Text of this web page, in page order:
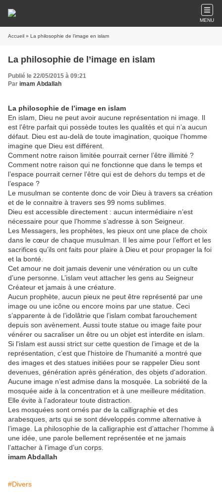
MENU
Accueil » La philosophie de l’image en islam
La philosophie de l’image en islam
Publié le 22/05/2015 à 09:21
Par imam Abdallah
La philosophie de l’image en islam
En islam, Dieu ne peut avoir aucune représentation ni image. Il
est l’être parfait qui possède toutes les qualités et qui n’a aucun
défaut. Dieu est au-delà de toute imagination, quoique l’homme
imagine que Dieu est différent.
Comment notre raison limitée pourrait cerner l’être illimité ?
Comment notre raison qui ne fonctionne que dans le temps et
l’espace pourrait cerner l’être qui est de dehors du temps et de
l’espace ?
Le musulman se contente donc de voir Dieu à travers sa création
et de le connaitre à travers ses 99 noms sublimes.
Dieu est accessible directement : aucun intermédiaire n’est
nécessaire pour que l’homme s’adresse à son Seigneur.
Les Messagers, les prophètes, les pieux ont une place de choix
dans le cœur de chaque musulman. Il les aime pour l’effort et les
sacrifices qu’ils ont faits pour plaire à Dieu et pour propager la foi
et la bonté.
Cet amour ne doit jamais devenir une vénération ou un culte
d’une personne. L’islam veut attacher les gens au Seigneur
Créateur et jamais à une créature.
Aucun prophète, aucun pieux ne peut être représenté par une
image ou une icône ou encore moins par une statue. Ceci
s’apparente à de l’idolâtrie que l’islam combat farouchement
depuis son avènement. Aussi toute statue ou image faite pour
vénérer ou sacraliser un être ou un objet est interdite en islam.
Si l'islam est aussi strict sur cette question de l’image et de la
représentation, c’est que l'histoire de l'humanité a montré que
des images et des statues initiées pour se rappeler Dieu sont
devenues, génération après génération, des objets d'adoration.
Aucune image n’est admise dans la mosquée. La sobriété de la
mosquée aide à la concentration et à une meilleure méditation.
Elle évite à l’adorateur toute distraction.
Les mosquées sont ornés par de la calligraphie et des
arabesques, arts qui se sont développés comme alternative à
l’image. La philosophie de la calligraphie est d’attacher l’homme à
une idée, une parole bellement représentée et ne jamais
l’attacher à l’image d’un corps.
imam Abdallah
#Divers